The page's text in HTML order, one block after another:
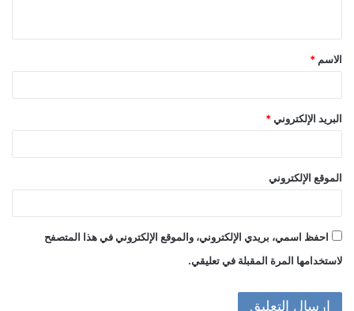
ق
*
الاسم *
البريد الإلكتروني *
الموقع الإلكتروني
احفظ اسمي، بريدي الإلكتروني، والموقع الإلكتروني في هذا المتصفح
لاستخدامها المرة المقبلة في تعليقي.